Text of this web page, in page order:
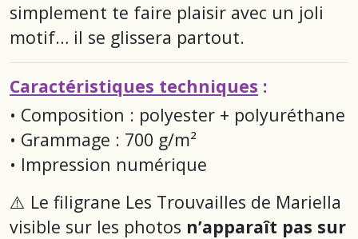
simplement te faire plaisir avec un joli
motif… il se glissera partout.
Caractéristiques techniques :
• Composition : polyester + polyuréthane
• Grammage : 700 g/m²
• Impression numérique
⚠️ Le filigrane Les Trouvailles de Mariella
visible sur les photos n’apparaît pas sur